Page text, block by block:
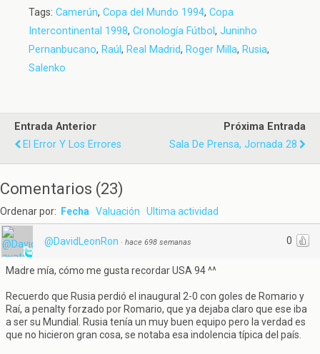
Tags: Camerún, Copa del Mundo 1994, Copa
Intercontinental 1998, Cronología Fútbol , Juninho
Pernanbucano, Raúl , Real Madrid, Roger Milla, Rusia,
Salenko
Entrada Anterior
El Error Y Los Errores
Próxima Entrada
Sala De Prensa, Jornada 28
Comentarios (23)
Ordenar por: Fecha Valuación Ultima actividad
0
@DavidLeonRon · hace 698 semanas
Madre mía, cómo me gusta recordar USA 94 ^^
Recuerdo que Rusia perdió el inaugural 2-0 con goles de Romario y
Raí, a penalty forzado por Romario, que ya dejaba claro que ese iba
a ser su Mundial. Rusia tenía un muy buen equipo pero la verdad es
que no hicieron gran cosa, se notaba esa indolencia típica del país.